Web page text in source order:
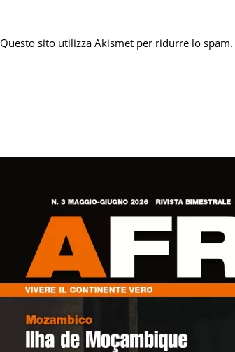
Questo sito utilizza Akismet per ridurre lo spam.